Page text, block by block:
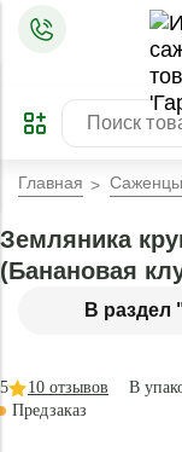
ПРЕДЗАКАЗ
Главная Саженцы
В раздел
Земляника
(Банановая
В
5 10 отзывов
Предзаказ